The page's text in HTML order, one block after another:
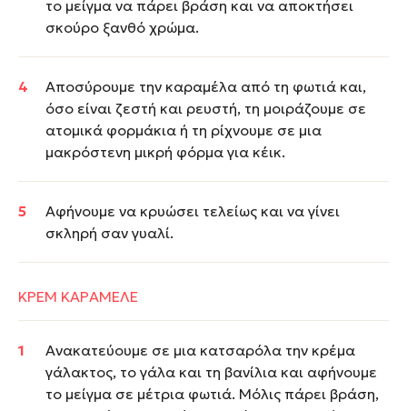
το μείγμα να πάρει βράση και να αποκτήσει
σκούρο ξανθό χρώμα.
Αποσύρουμε την καραμέλα από τη φωτιά και,
όσο είναι ζεστή και ρευστή, τη μοιράζουμε σε
ατομικά φορμάκια ή τη ρίχνουμε σε μια
μακρόστενη μικρή φόρμα για κέικ.
Αφήνουμε να κρυώσει τελείως και να γίνει
σκληρή σαν γυαλί.
ΚΡΕΜ ΚΑΡΑΜΕΛΕ
Ανακατεύουμε σε μια κατσαρόλα την κρέμα
γάλακτος, το γάλα και τη βανίλια και αφήνουμε
το μείγμα σε μέτρια φωτιά. Μόλις πάρει βράση,